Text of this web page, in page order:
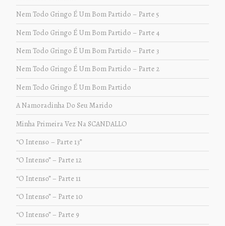
Nem Todo Gringo É Um Bom Partido – Parte 5
Nem Todo Gringo É Um Bom Partido – Parte 4
Nem Todo Gringo É Um Bom Partido – Parte 3
Nem Todo Gringo É Um Bom Partido – Parte 2
Nem Todo Gringo É Um Bom Partido
A Namoradinha Do Seu Marido
Minha Primeira Vez Na SCANDALLO
“O Intenso – Parte 13”
“O Intenso” – Parte 12
“O Intenso” – Parte 11
“O Intenso” – Parte 10
“O Intenso” – Parte 9